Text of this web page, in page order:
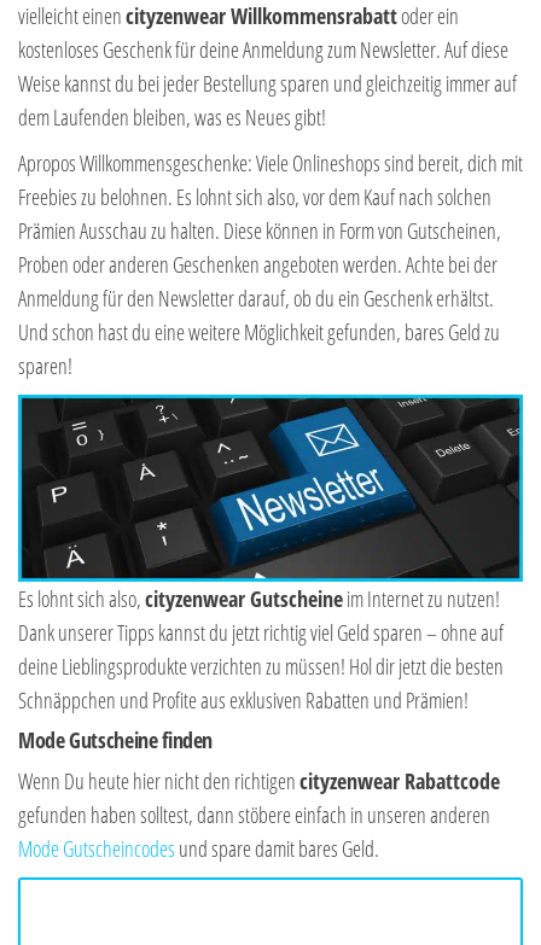
vielleicht einencityzenwear Willkommensrabattoder ein
kostenloses Geschenk für deine Anmeldung zum Newsletter. Auf diese
Weise kannst du bei jeder Bestellung sparen und gleichzeitig immer auf
dem Laufenden bleiben, was es Neues gibt!
Apropos Willkommensgeschenke: Viele Onlineshops sind bereit, dich mit
Freebies zu belohnen. Es lohnt sich also, vor dem Kauf nach solchen
Prämien Ausschau zu halten. Diese können in Form von Gutscheinen,
Proben oder anderen Geschenken angeboten werden. Achte bei der
Anmeldung für den Newsletter darauf, ob du ein Geschenk erhältst.
Und schon hast du eine weitere Möglichkeit gefunden, bares Geld zu
sparen!
Es lohnt sich also,cityzenwear Gutscheineim Internet zu nutzen!
Dank unserer Tipps kannst du jetzt richtig viel Geld sparen – ohne auf
deine Lieblingsprodukte verzichten zu müssen! Hol dir jetzt die besten
Schnäppchen und Profite aus exklusiven Rabatten und Prämien!
Mode Gutscheine finden
Wenn Du heute hier nicht den richtigencityzenwear Rabattcode
gefunden haben solltest, dann stöbere einfach in unseren anderen
Mode Gutscheincodes und spare damit bares Geld.